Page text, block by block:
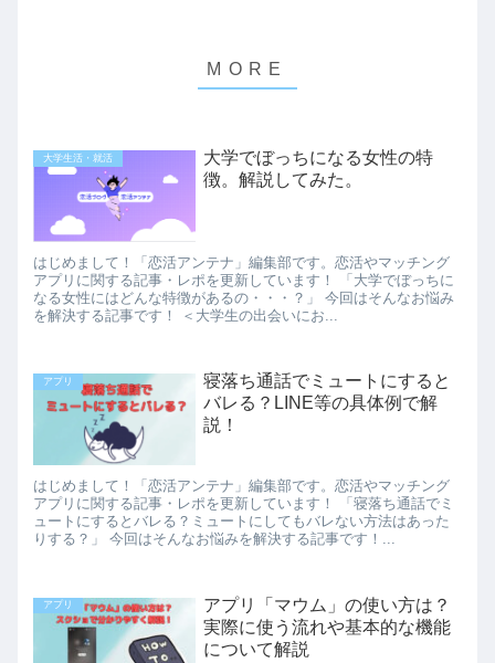
大学生活・就活
大学でぼっちになる女性の特
徴。解説してみた。
はじめまして！「恋活アンテナ」編集部です。恋活やマッチング
アプリに関する記事・レポを更新しています！ 「大学でぼっちに
なる女性にはどんな特徴があるの・・・？」 今回はそんなお悩み
を解決する記事です！ ＜大学生の出会いにお...
アプリ
寝落ち通話でミュートにすると
バレる？LINE等の具体例で解
説！
はじめまして！「恋活アンテナ」編集部です。恋活やマッチング
アプリに関する記事・レポを更新しています！ 「寝落ち通話でミ
ュートにするとバレる？ミュートにしてもバレない方法はあった
りする？」 今回はそんなお悩みを解決する記事です！...
アプリ
アプリ「マウム」の使い方は？
実際に使う流れや基本的な機能
について解説